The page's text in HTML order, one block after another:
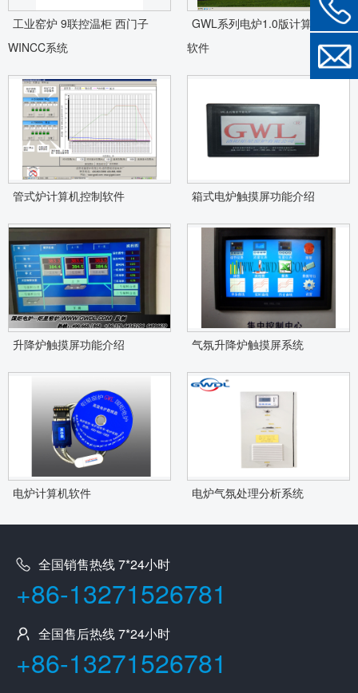
工业窑炉 9联控温柜 西门子
WINCC系统
GWL系列电炉1.0版计算机控制
软件
管式炉计算机控制软件 箱式电炉触摸屏功能介绍
升降炉触摸屏功能介绍 气氛升降炉触摸屏系统
电炉计算机软件 电炉气氛处理分析系统
全国销售热线 7*24小时
+86-13271526781
全国售后热线 7*24小时
+86-13271526781